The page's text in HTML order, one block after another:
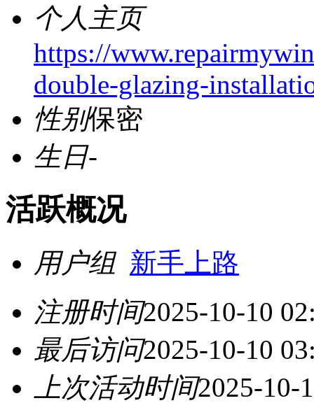
个人主页
https://
double-glazing-
性别保密
生日-
活跃概况
用户组 新手上路
注册时间2025-10-10
最后访问2025-10-10
上次活动时间2025-10-